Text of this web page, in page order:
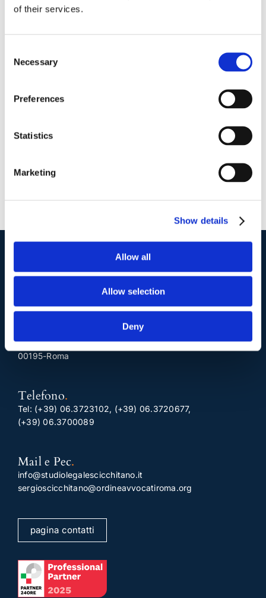
of their services.
Selection
Necessary
Preferences
Statistics
Marketing
Show details
Allow all
Allow selection
Deny
Lo ha stabilito la Consulta con la sentenza n.
Diritto del Lavoro,
Ettore Salvatore Masullo
I nostri contatti.
Indirizzo postale unificato.
Via Emilio Faà di Bruno, 4
00195-Roma
Telefono.
Tel: (+39) 06.3723102, (+39) 06.3720677,
(+39) 06.3700089
Mail e Pec.
info@studiolegalescicchitano.it
sergioscicchitano@ordineavvocatiroma.org
pagina contatti